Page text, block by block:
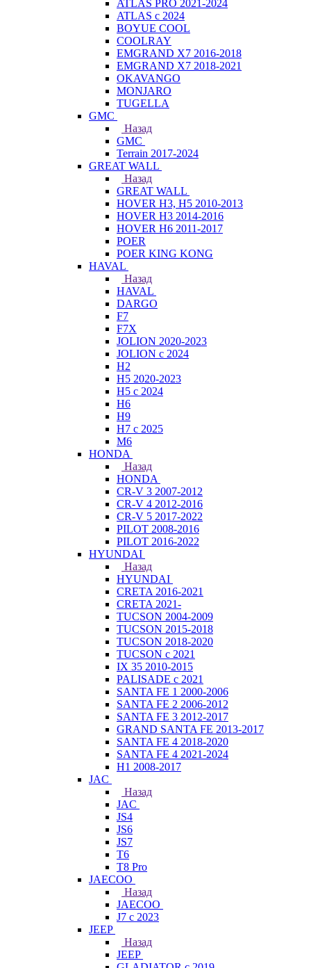
ATLAS PRO 2021-2024
ATLAS с 2024
BOYUE COOL
COOLRAY
EMGRAND X7 2016-2018
EMGRAND X7 2018-2021
OKAVANGO
MONJARO
TUGELLA
GMC
Назад
GMC
Terrain 2017-2024
GREAT WALL
Назад
GREAT WALL
HOVER H3, H5 2010-2013
HOVER H3 2014-2016
HOVER H6 2011-2017
POER
POER KING KONG
HAVAL
Назад
HAVAL
DARGO
F7
F7X
JOLION 2020-2023
JOLION с 2024
H2
H5 2020-2023
H5 с 2024
H6
H9
H7 с 2025
M6
HONDA
Назад
HONDA
CR-V 3 2007-2012
CR-V 4 2012-2016
CR-V 5 2017-2022
PILOT 2008-2016
PILOT 2016-2022
HYUNDAI
Назад
HYUNDAI
CRETA 2016-2021
CRETA 2021-
TUCSON 2004-2009
TUCSON 2015-2018
TUCSON 2018-2020
TUCSON с 2021
IX 35 2010-2015
PALISADE с 2021
SANTA FE 1 2000-2006
SANTA FE 2 2006-2012
SANTA FE 3 2012-2017
GRAND SANTA FE 2013-2017
SANTA FE 4 2018-2020
SANTA FE 4 2021-2024
H1 2008-2017
JAC
Назад
JAC
JS4
JS6
JS7
T6
T8 Pro
JAECOO
Назад
JAECOO
J7 с 2023
JEEP
Назад
JEEP